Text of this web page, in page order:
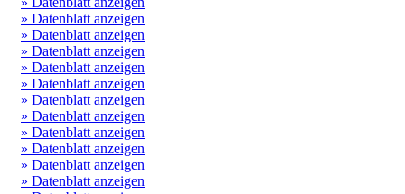
» Datenblatt anzeigen
» Datenblatt anzeigen
» Datenblatt anzeigen
» Datenblatt anzeigen
» Datenblatt anzeigen
» Datenblatt anzeigen
» Datenblatt anzeigen
» Datenblatt anzeigen
» Datenblatt anzeigen
» Datenblatt anzeigen
» Datenblatt anzeigen